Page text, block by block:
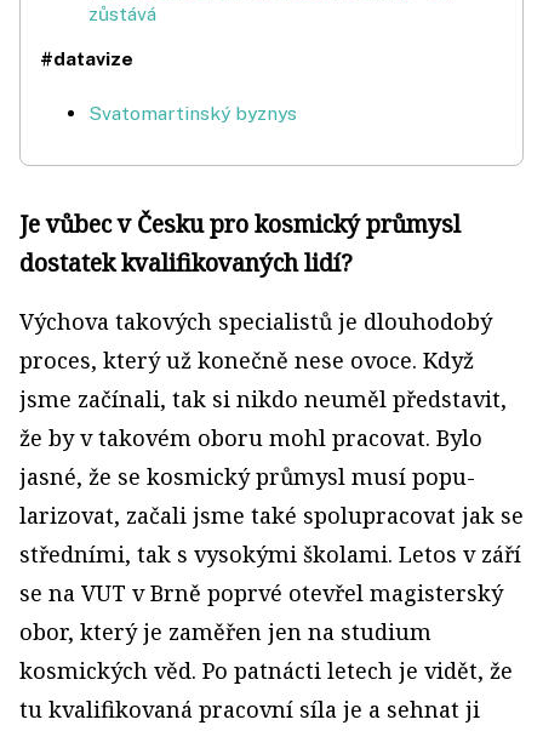
zůstává
#datavize
Svatomartinský byznys
Je vůbec v Česku pro kosmický průmysl
dostatek kvalifikovaných lidí?
Výchova takových specialistů je dlouhodobý
proces, který už konečně nese ovoce. Když
jsme začínali, tak si nikdo neuměl představit,
že by v takovém oboru mohl pracovat. Bylo
jasné, že se kosmický průmysl musí popu­
larizovat, začali jsme také spolupracovat jak se
středními, tak s vysokými školami. Letos v září
se na VUT v Brně poprvé otevřel magisterský
obor, který je zaměřen jen na studium
kosmických věd. Po patnácti letech je vidět, že
tu kvalifikovaná pracovní síla je a sehnat ji